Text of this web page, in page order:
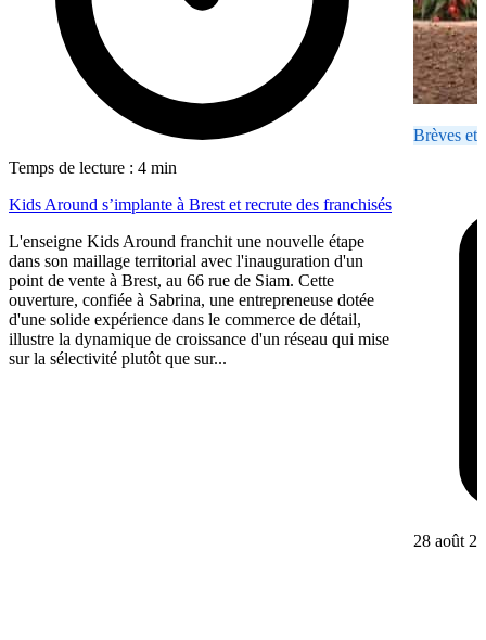
Temps de lecture : 4 min
Kids Around s’implante à Brest et recrute des franchisés
L'enseigne Kids Around franchit une nouvelle étape
dans son maillage territorial avec l'inauguration d'un
point de vente à Brest, au 66 rue de Siam. Cette
ouverture, confiée à Sabrina, une entrepreneuse dotée
d'une solide expérience dans le commerce de détail,
illustre la dynamique de croissance d'un réseau qui mise
sur la sélectivité plutôt que sur...
Brèves et
28 août